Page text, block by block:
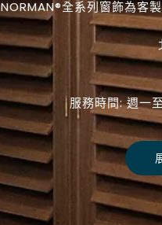
NORMAN®全系列窗飾為客
服務時間: 週一